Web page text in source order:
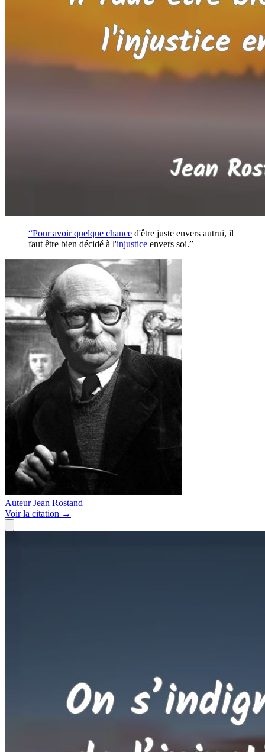
“Pour avoir quelque chance d'être juste envers autrui, il
faut être bien décidé à l'injustice envers soi.”
Auteur Jean Rostand
Voirla citation →